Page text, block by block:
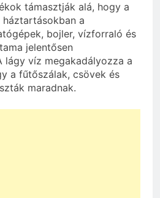
támasztják alá, hogy a
a
bojler, vízforraló és
jelentősen
lágy víz megakadályozza a
a fűtőszálak, csövek és
maradnak.